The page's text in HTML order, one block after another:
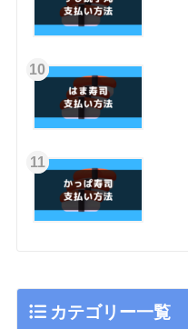
10
11
カテゴリー一覧